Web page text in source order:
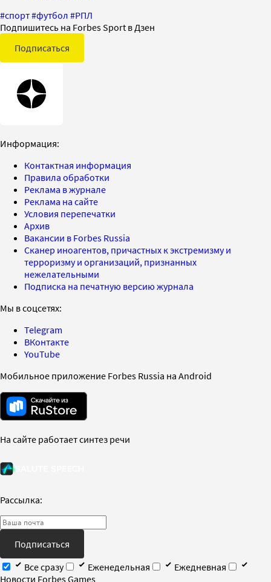
#спорт#футбол #РПЛ
Подпишитесь на Forbes Sport в Дзен
Подписаться
Информация:
Контактная информация
Правила обработки
Реклама в журнале
Реклама на сайте
Условия перепечатки
Архив
Вакансии в Forbes Russia
Сканер иноагентов, причастных к экстремизму и
терроризму и организаций, признанных
нежелательными
Подписка на печатную версию журнала
Мы в соцсетях:
Telegram
ВКонтакте
YouTube
Мобильное приложение Forbes Russia на Android
На сайте работает синтез речи
Рассылка:
Подписаться
Все сразу
Еженедельная
Ежедневная
Новости Forbes Games